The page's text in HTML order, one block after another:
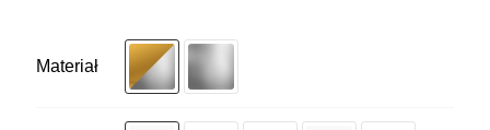
Materiał